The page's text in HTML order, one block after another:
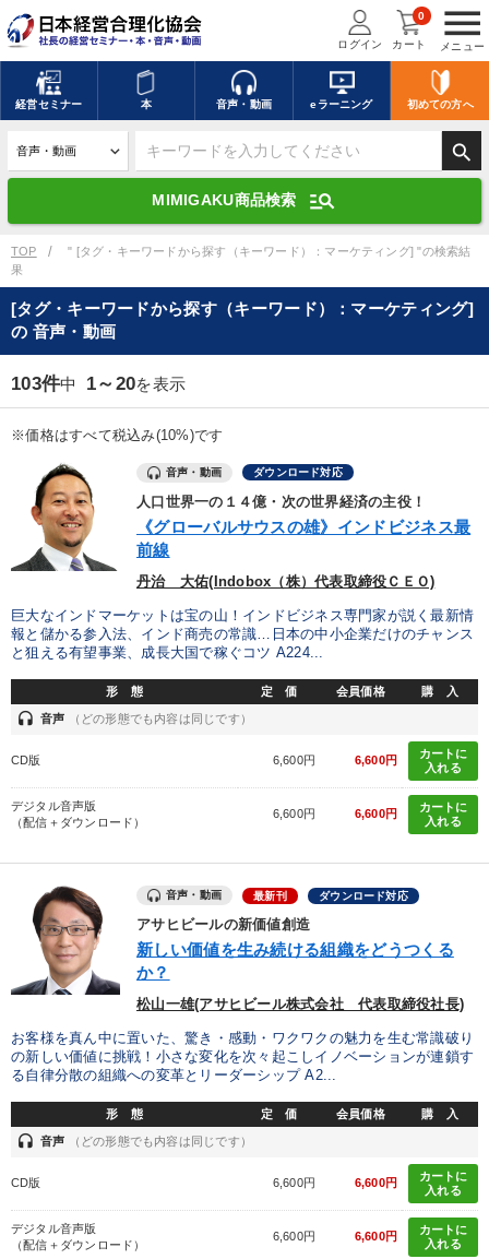
menu
メニュー
ログイン カート
0
経営セミナー 本 音声・動画 eラーニング 初めての方へ
search
MIMIGAKU商品検索 manage_search
キーワードを入力して探す
デジタル版対応のみ検索結果に表示する
search 上記の条件で検索
mic 講演収録物を探す
ます
カテゴリー
優秀各社の智恵と戦略 事業家のロマンと経営
若手異才経営者の発想
テーマ
大竹愼一書籍 「儲けの本質」を突く
2026年夏季全国経営者セミナー収録講演ＣＤ・講演ＤＶＤ・デジ
2026年春季全国経営者セミナー収録講演ＣＤ・講演ＤＶＤ・デジ
経営者のための《音声・動画で学ぶ》講演シリーズ
仕事のスキルと人間力を高める知恵を身につける
製造業 卸売・小売・飲食業 建設・不動産業
IT・サービス・金融業 コンサルタント 専門家
キーワード
健康・ウェルビーイング 創業者 コロナ禍対策
TOP
" [タグ・キーワードから探す（キーワード）：マーケティング] "の検索結
果
[タグ・キーワードから探す（キーワード）：マーケティング]
の 音声・動画
103件中 1～20を表示
※価格はすべて税込み(10%)です
音声・動画 ダウンロード対応
人口世界一の１４億・次の世界経済の主役！
《グローバルサウスの雄》インドビジネス最
前線
丹治 大佑(Indobox（株）代表取締役ＣＥＯ)
巨大なインドマーケットは宝の山！インドビジネス専門家が説く最新情
報と儲かる参入法、インド商売の常識…日本の中小企業だけのチャンス
と狙える有望事業、成長大国で稼ぐコツ A224...
形 態 定 価 会員価格 購 入
headset 音声 （どの形態でも内容は同じです）
CD版 6,600円 6,600円
カートに
入れる
デジタル音声版
（配信＋ダウンロード）
6,600円 6,600円
カートに
入れる
音声・動画 最新刊 ダウンロード対応
アサヒビールの新価値創造
新しい価値を生み続ける組織をどうつくる
か？
松山一雄(アサヒビール株式会社 代表取締役社長)
お客様を真ん中に置いた、驚き・感動・ワクワクの魅力を生む常識破り
の新しい価値に挑戦！小さな変化を次々起こしイノベーションが連鎖す
る自律分散の組織への変革とリーダーシップ A2...
形 態 定 価 会員価格 購 入
headset 音声 （どの形態でも内容は同じです）
CD版 6,600円 6,600円
カートに
入れる
デジタル音声版
（配信＋ダウンロード）
6,600円 6,600円
カートに
入れる